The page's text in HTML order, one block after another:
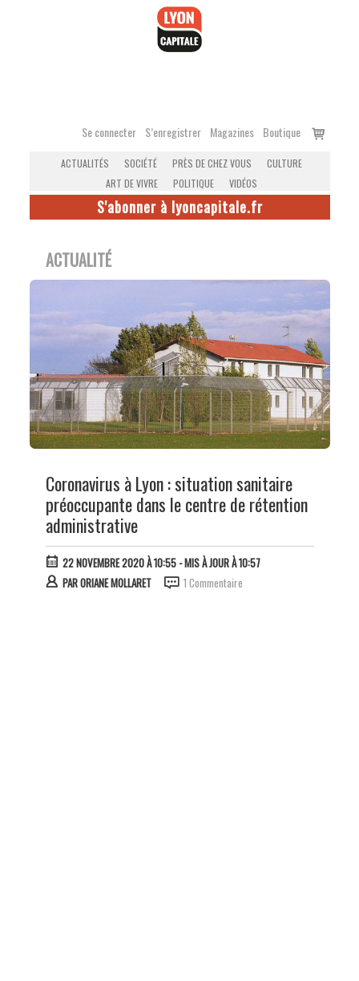
Se connecter S’enregistrer Magazines Boutique
Voir
ACTUALITÉS SOCIÉTÉ PRÈS DE CHEZ VOUS
CULTURE
ART DE VIVRE
POLITIQUE VIDÉOS
S'abonner à lyoncapitale.fr
ACTUALITÉ
Coronavirus à Lyon : situation sanitaire
préoccupante dans le centre de rétention
administrative
22 NOVEMBRE 2020 À 10:55- MIS À JOUR À 10:57
PARORIANE MOLLARET 1 Commentaire